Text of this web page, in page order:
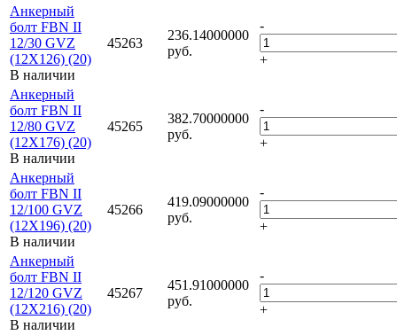
Анкерный
болт FBN II
12/30 GVZ
(12X126) (20)
В наличии
45263
236.14000000
руб.
-
+
Анкерный
болт FBN II
12/80 GVZ
(12X176) (20)
В наличии
45265
382.70000000
руб.
-
+
Анкерный
болт FBN II
12/100 GVZ
(12X196) (20)
В наличии
45266
419.09000000
руб.
-
+
Анкерный
болт FBN II
12/120 GVZ
(12X216) (20)
В наличии
45267
451.91000000
руб.
-
+